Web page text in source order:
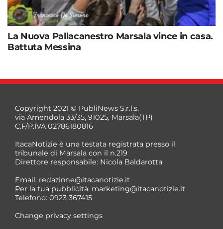
La Nuova Pallacanestro Marsala vince in casa.
Battuta Messina
Copyright 2021 © PubliNews S.r.l.s.
via Amendola 33/35, 91025, Marsala(TP)
C.F/P.IVA 02786180816
ItacaNotizie è una testata registrata presso il
tribunale di Marsala con il n.219
Direttore responsabile: Nicola Baldarotta
Email: redazione@itacanotizie.it
Per la tua pubblicità: marketing@itacanotizie.it
Telefono: 0923 367415
Change privacy settings